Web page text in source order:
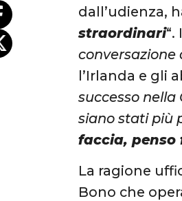
dall’udienza,
straordinari
conversazione
l’Irlanda e gli
successo
siano stati più
faccia, penso
La ragione
Bono che